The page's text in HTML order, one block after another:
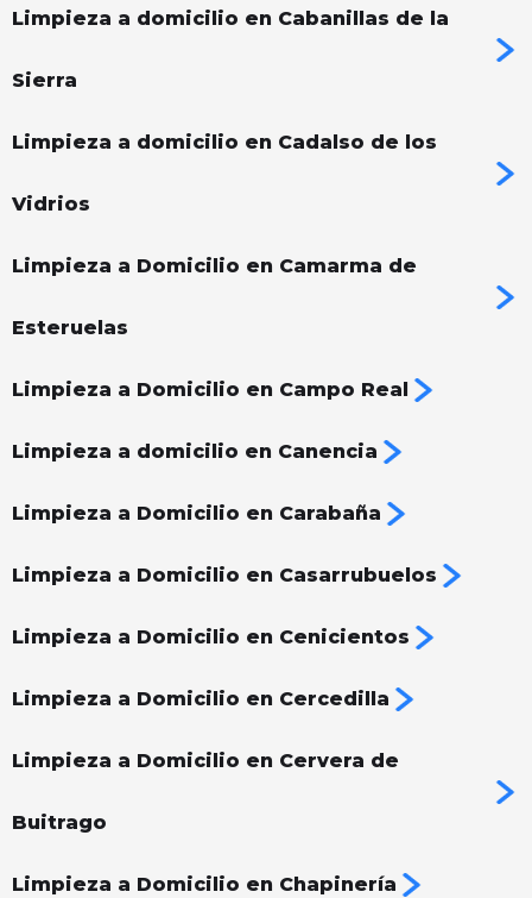
Limpieza a domicilio en Cabanillas de la
Sierra
Limpieza a domicilio en Cadalso de los
Vidrios
Limpieza a Domicilio en Camarma de
Esteruelas
Limpieza a Domicilio en Campo Real
Limpieza a domicilio en Canencia
Limpieza a Domicilio en Carabaña
Limpieza a Domicilio en Casarrubuelos
Limpieza a Domicilio en Cenicientos
Limpieza a Domicilio en Cercedilla
Limpieza a Domicilio en Cervera de
Buitrago
Limpieza a Domicilio en Chapinería